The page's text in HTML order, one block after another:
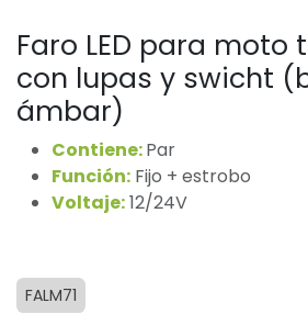
Faro LED para moto
con lupas y swicht
ámbar)
Contiene:Par
Función: Fijo + estrobo
Voltaje:12/24V
FALM71